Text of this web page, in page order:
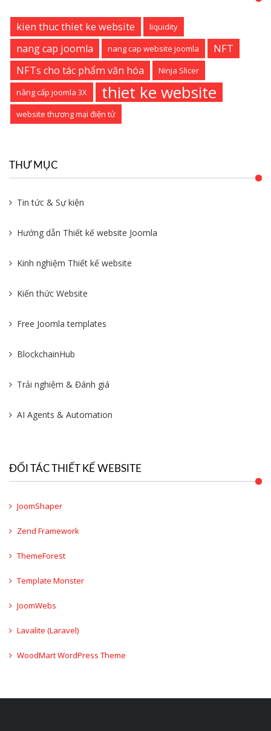
kien thuc thiet ke website liquidity
nang cap joomla nang cap website joomla
NFT
NFTs cho tác phẩm văn hóa
Ninja Slicer
nâng cấp joomla 3X
thiet ke website
website thương mại điện tử
THƯ MỤC
Tin tức & Sự kiện
Hướng dẫn Thiết kế website Joomla
Kinh nghiệm Thiết kế website
Kiến thức Website
Free Joomla templates
BlockchainHub
Trải nghiệm & Đánh giá
AI Agents & Automation
ĐỐI TÁC THIẾT KẾ WEBSITE
JoomShaper
Zend Framework
ThemeForest
Template Monster
JoomWebs
Lavalite (Laravel)
WoodMart WordPress Theme